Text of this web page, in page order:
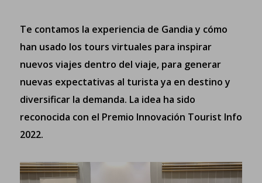
Te contamos la experiencia de Gandiay cómo
han usado los tours virtuales para inspirar
nuevos viajes dentro del viaje, para generar
nuevas expectativas al turista ya en destino y
diversificar la demanda. La idea ha sido
reconocida con el Premio Innovación Tourist Info
2022.